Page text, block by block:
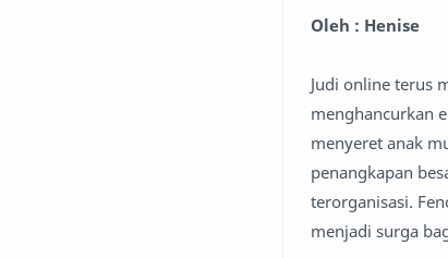
Oleh : Henise
Judi online terus
menghancurkan
menyeret anak
penangkapan
terorganisasi.
menjadi surga